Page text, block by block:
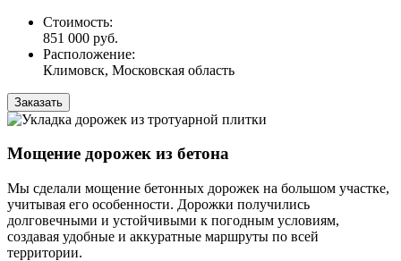
Стоимость:
851 000 руб.
Расположение:
Климовск, Московская область
Заказать
Мощение дорожек из бетона
Мы сделали мощение бетонных дорожек на большом участке,
учитывая его особенности. Дорожки получились
долговечными и устойчивыми к погодным условиям,
создавая удобные и аккуратные маршруты по всей
территории.